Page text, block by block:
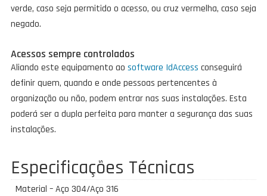
verde, caso seja permitido o acesso, ou cruz vermelha, caso seja
negado.
Acessos sempre controlados
Aliando este equipamento ao software IdAccess conseguirá
definir quem, quando e onde pessoas pertencentes à
organização ou não, podem entrar nas suas instalações. Esta
poderá ser a dupla perfeita para manter a segurança das suas
instalações.
Especificações Técnicas
Material – Aço 304/Aço 316